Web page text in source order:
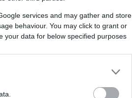
services and may gather and store
behaviour. You may click to grant or
your data for below specified purposes